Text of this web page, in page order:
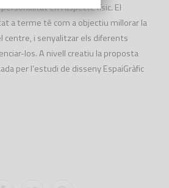
en l’aspecte físic. El
a terme té com a objectiu millorar la
centre, i senyalitzar els diferents
los. A nivell creatiu la proposta
per l’estudi de disseny EspaiGràfic